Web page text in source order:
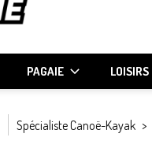
PAGAIE LOISIRS
Spécialiste Canoë-Kayak